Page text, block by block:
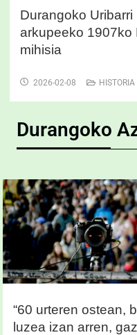
Durangoko
arkupeeko 1907ko
mihisia
2026-02-08 HISTORIA
Durangoko
“60 urteren ostean,
luzea izan arren,